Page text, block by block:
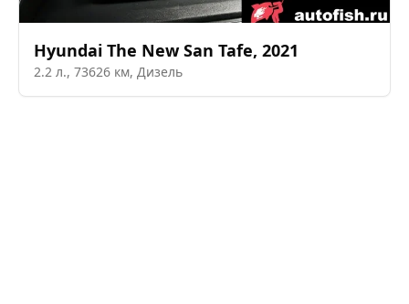
Hyundai The New San Tafe, 2021
2.2 л., 73626 км, Дизель